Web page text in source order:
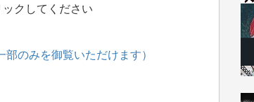
クしてください
のみを御覧いただけます）